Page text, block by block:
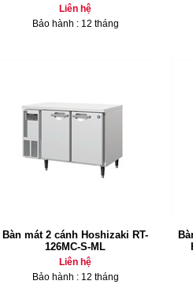
Liên hệ
Bảo hành : 12 tháng
Bàn mát 2 cánh Hoshizaki RT-
126MC-S-ML
Liên hệ
Bảo hành : 12 tháng